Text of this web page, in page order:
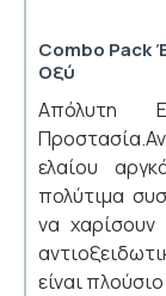
Combo Pack
Οξύ
Απόλυτη
ελαίου
πολύτιμα
να
είναι